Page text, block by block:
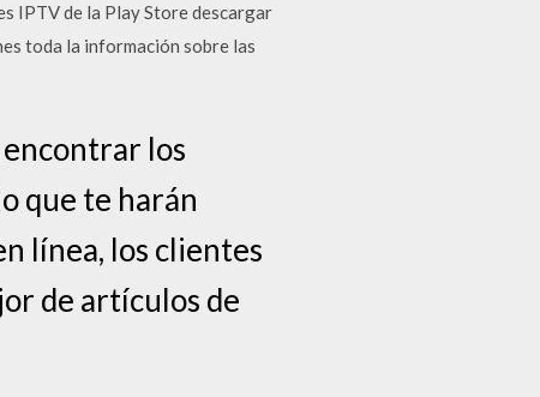
IPTV de la Play Store descargar
toda la información sobre las
encontrar los
que te harán
línea, los clientes
de artículos de